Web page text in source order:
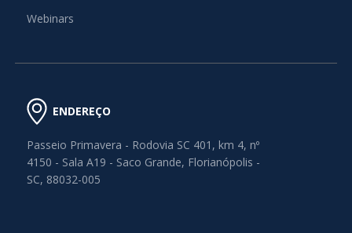
Webinars
ENDEREÇO
Passeio Primavera - Rodovia SC 401, km 4, nº
4150 - Sala A19 - Saco Grande, Florianópolis -
SC, 88032-005